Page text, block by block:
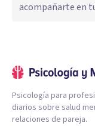
acompañarte en
Psicología para
diarios sobre salud
relaciones de pareja.